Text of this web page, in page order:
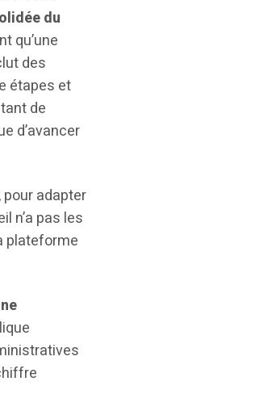
du
qu’une
des
étapes et
de
d’avancer
adapter
n’a pas les
plateforme